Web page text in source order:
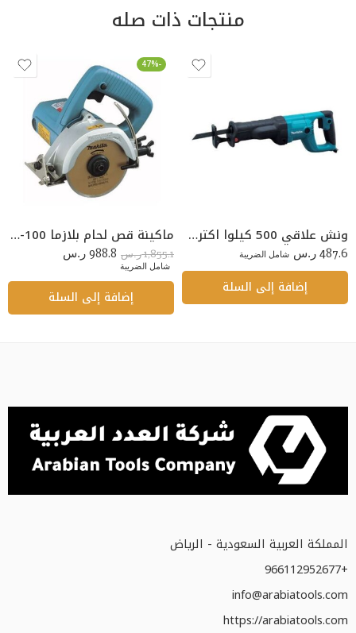
منتجات ذات صله
ونش علاقي 500 كيلوا اكتروني
487.6 ر.س شامل الضريبة
إضافة إلى السلة
-47%
ماكينة قص لحام بلازما CUT-100
1,855.1 ر.س 988.8 ر.س
شامل الضريبة
إضافة إلى السلة
المملكة العربية السعودية - الرياض
+966112952677
info@arabiatools.com
https://arabiatools.com